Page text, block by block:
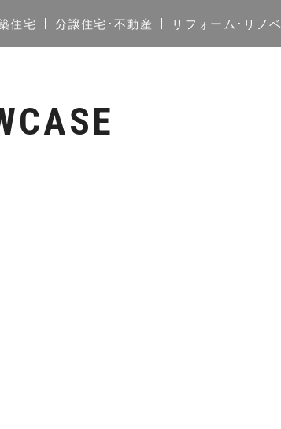
住宅 分譲住宅･不動産 リフォーム･リノベ